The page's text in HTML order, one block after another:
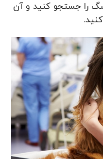
را جستجو کنید و آن